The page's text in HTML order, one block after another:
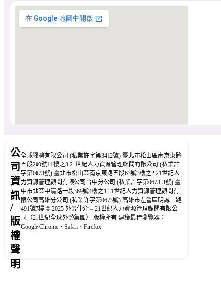
公
司
資
訊
/
版
權
聲
明
全球獵聘有限公司 (私業許字第3412號) 臺北市松山區南京東路
五段200號11樓之3 21世紀人力資源管理顧問有限公司 (私業許
字第0673號) 臺北市松山區南京東路五段63號3樓之2 21世紀人
力資源管理顧問有限公司台中分公司 (私業許字第0673-3號) 臺
中市北區中清路一段369號4樓之1 21世紀人力資源管理顧問有
限公司高雄分公司 (私業許字第0673號) 高雄市左營區明誠二路
491號7樓 © 2025 外勞仲介 – 21世紀人力資源管理顧問有限公
司（21世紀全球外勞集團） 版權所有 建議最佳瀏覽器：
Google Chrome、Safari、Firefox